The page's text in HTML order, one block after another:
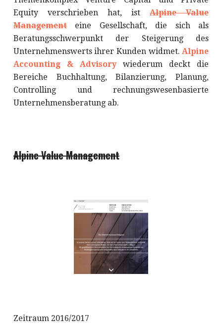
Equity verschrieben hat, istAlpine Value
Managementeine Gesellschaft, die sich als
Beratungsschwerpunkt der Steigerung des
Unternehmenswerts ihrer Kunden widmet.Alpine
Accounting & Advisorywiederum deckt die
Bereiche Buchhaltung, Bilanzierung, Planung,
Controlling und rechnungswesenbasierte
Unternehmensberatung ab.
Alpine Value Management
Zeitraum 2016/2017